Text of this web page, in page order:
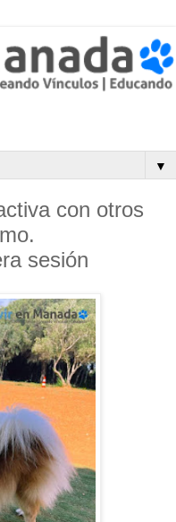
▼
con otros
sesión